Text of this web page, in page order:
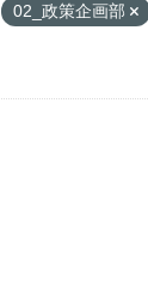
02_政策企画部